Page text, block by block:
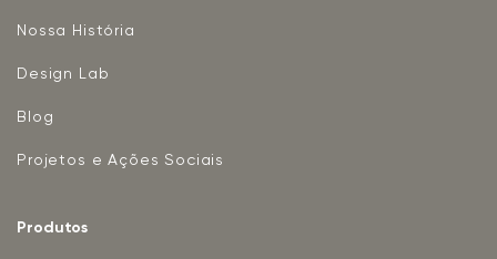
Nossa História
Design Lab
Blog
Projetos e Ações Sociais
Produtos